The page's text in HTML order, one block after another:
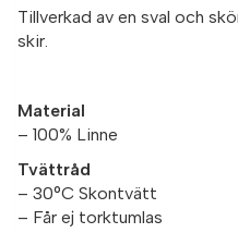
Tillverkad av en sval och
skir.
Material
– 100% Linne
Tvättråd
– 30°C Skontvätt
– Får ej torktumlas